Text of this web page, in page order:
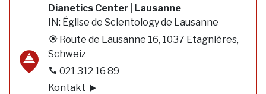
Dianetics Center | Lausanne
IN: Église de Scientology de Lausanne
Route de Lausanne 16, 1037 Etagnières,
Schweiz
021 312 16 89
Kontakt